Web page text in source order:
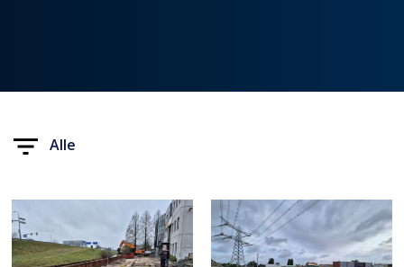
Alle